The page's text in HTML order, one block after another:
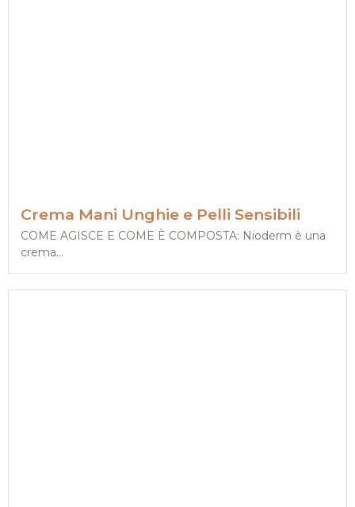
Crema Mani Unghie e Pelli Sensibili
COME AGISCE E COME È COMPOSTA: Nioderm è una
crema...